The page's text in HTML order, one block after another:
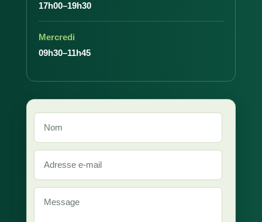
17h00–19h30
Mercredi
09h30–11h45